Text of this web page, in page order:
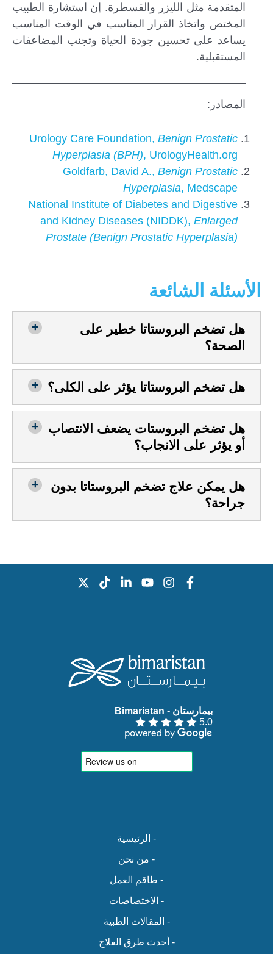
المتقدمة مثل الليزر والقسطرة. إن استشارة الطبيب
المختص واتخاذ القرار المناسب في الوقت المناسب
يساعد على تحسين جودة الحياة وتجنب المضاعفات
المستقبلية.
المصادر:
Urology Care Foundation, Benign Prostatic
Hyperplasia (BPH), UrologyHealth.org
Goldfarb, David A., Benign Prostatic
Hyperplasia, Medscape
National Institute of Diabetes and Digestive
and Kidney Diseases (NIDDK), Enlarged
Prostate (Benign Prostatic Hyperplasia)
الأسئلة الشائعة
هل تضخم البروستاتا خطير على
الصحة؟
هل تضخم البروستاتا يؤثر على الكلى؟
هل تضخم البروستات يضعف الانتصاب
أو يؤثر على الانجاب؟
هل يمكن علاج تضخم البروستاتا بدون
جراحة؟
بيمارستان - Bimaristan‏
5.0
- الرئيسية
- من نحن
- طاقم العمل
- الاختصاصات
- المقالات الطبية
- أحدث طرق العلاج